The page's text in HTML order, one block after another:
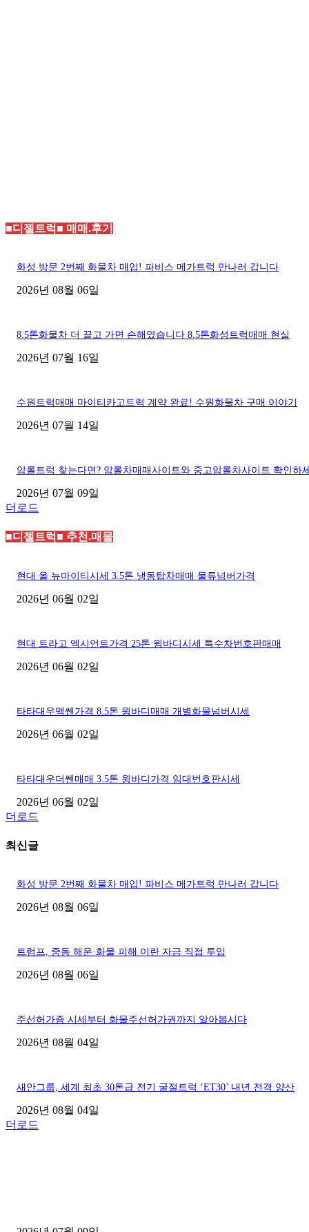
■디젤트럭■ 매매.후기
화성 방문 2번째 화물차 매입! 파비스 메가트럭 만나러 갑니다
2026년 08월 06일
8.5톤화물차 더 끌고 가면 손해였습니다 8.5톤화성트럭매매 현실
2026년 07월 16일
수원트럭매매 마이티카고트럭 계약 완료! 수원화물차 구매 이야기
2026년 07월 14일
암롤트럭 찾는다면? 암롤차매매사이트와 중고암롤차사이트 확인하
2026년 07월 09일
더로드
■디젤트럭■ 추천.매물
현대 올 뉴마이티시세 3.5톤 냉동탑차매매 물류넘버가격
2026년 06월 02일
현대 트라고 엑시언트가격 25톤 윙바디시세 특수차번호판매매
2026년 06월 02일
타타대우맥쎈가격 8.5톤 윙바디매매 개별화물넘버시세
2026년 06월 02일
타타대우더쎈매매 3.5톤 윙바디가격 임대번호판시세
2026년 06월 02일
더로드
최신글
화성 방문 2번째 화물차 매입! 파비스 메가트럭 만나러 갑니다
2026년 08월 06일
트럼프, 중동 해운·화물 피해 이란 자금 직접 투입
2026년 08월 06일
주선허가증 시세부터 화물주선허가권까지 알아봅시다
2026년 08월 04일
새안그룹, 세계 최초 30톤급 전기 굴절트럭 ‘ET30’ 내년 전격 양산
2026년 08월 04일
더로드